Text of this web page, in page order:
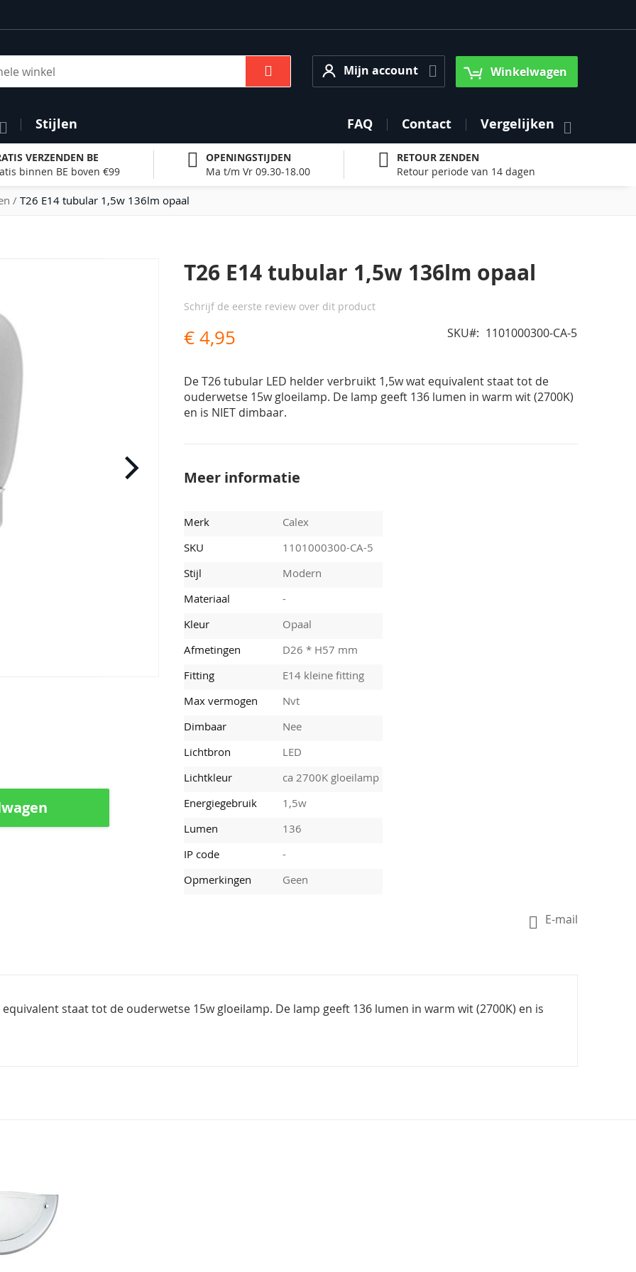
Mijn account
Mijn account Winkelwagen
Stijlen FAQ Contact Vergelijken
VERZENDEN BE
binnen BE boven €99
OPENINGSTIJDEN
Ma t/m Vr 09.30-18.00
RETOUR ZENDEN
Retour periode van 14 dagen
T26 E14 tubular 1,5w 136lm opaal
T26 E14 tubular 1,5w 136lm opaal
Schrijf de eerste review over dit product
€ 4,95 SKU 1101000300-CA-5
De T26 tubular LED helder verbruikt 1,5w wat equivalent staat tot de
ouderwetse 15w gloeilamp. De lamp geeft 136 lumen in warm wit (2700K)
en is NIET dimbaar.
Meer informatie
Merk
Calex
SKU
1101000300-CA-5
Stijl
Modern
Materiaal
-
Kleur
Opaal
Afmetingen
D26 * H57 mm
Fitting
E14 kleine fitting
Max vermogen
Nvt
Dimbaar
Nee
Lichtbron
LED
Lichtkleur
ca 2700K gloeilamp
Energiegebruik
1,5w
Lumen
136
IP code
-
Opmerkingen
Geen
E-mail
staat tot de ouderwetse 15w gloeilamp. De lamp geeft 136 lumen in warm wit (2700K) en is